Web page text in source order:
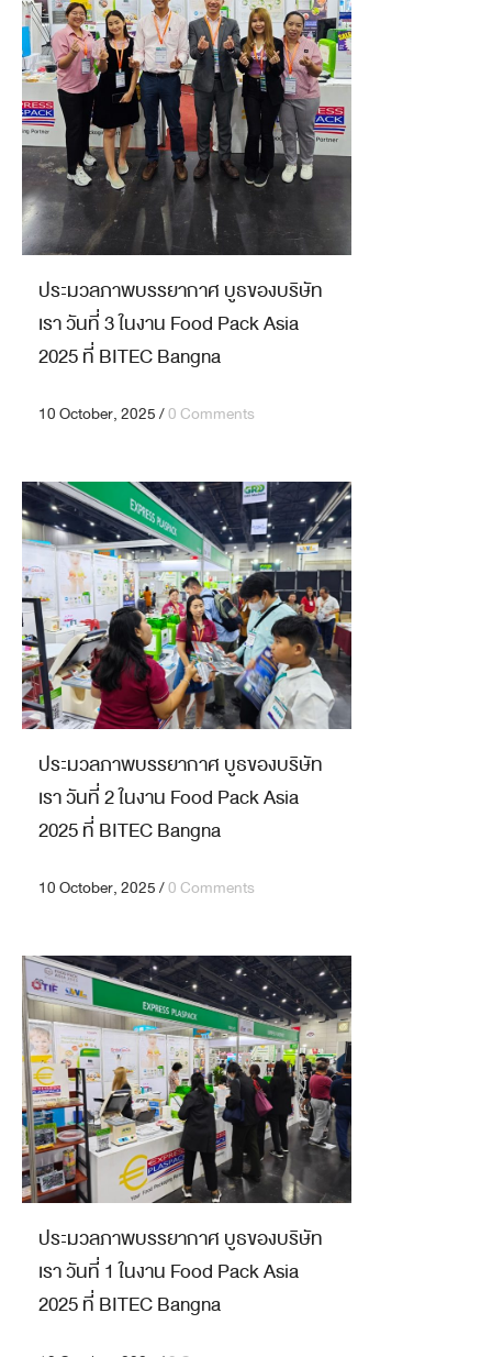
ประมวลภาพบรรยากาศ บูธของบริษัท
เรา วันที่ 3 ในงาน Food Pack Asia
2025 ที่ BITEC Bangna
10 October, 2025/0 Comments
ประมวลภาพบรรยากาศ บูธของบริษัท
เรา วันที่ 2 ในงาน Food Pack Asia
2025 ที่ BITEC Bangna
10 October, 2025/0 Comments
ประมวลภาพบรรยากาศ บูธของบริษัท
เรา วันที่ 1 ในงาน Food Pack Asia
2025 ที่ BITEC Bangna